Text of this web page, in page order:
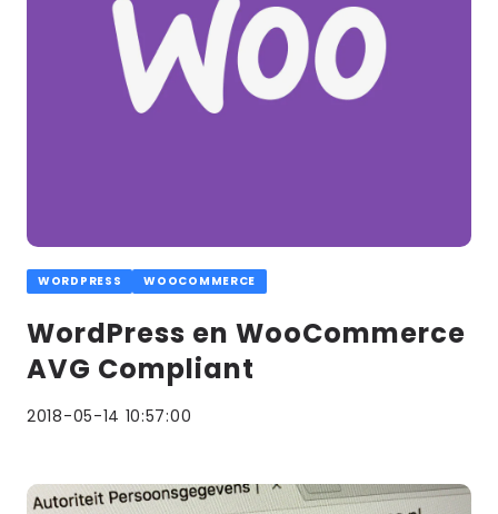
WORDPRESS WOOCOMMERCE
WordPress en WooCommerce
AVG Compliant
2018-05-14 10:57:00
Lees